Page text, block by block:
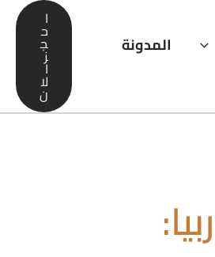
المدونة
ا
ح
ج
ز
ا
لا
ن